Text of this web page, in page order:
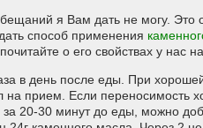
я Вам дать не могу. Это
способ применения
о его свойствах у нас на
в день после еды. При
на прием. Если переносимость
20-30 минут до еды, можно